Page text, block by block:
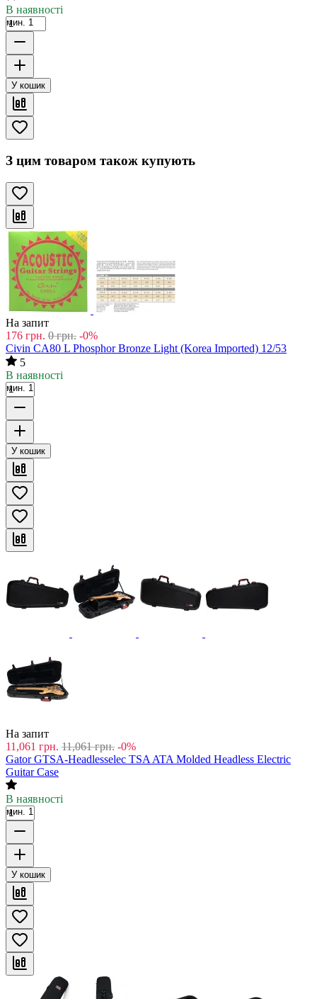
В наявності
мин. 1
У кошик
З цим товаром також купують
На запит
176 грн. 0 грн. -0%
Civin CA80 L Phosphor Bronze Light (Korea Imported) 12/53
5
В наявності
мин. 1
У кошик
На запит
11,061 грн. 11,061 грн. -0%
Gator GTSA-Headlesselec TSA ATA Molded Headless Electric
Guitar Case
В наявності
мин. 1
У кошик